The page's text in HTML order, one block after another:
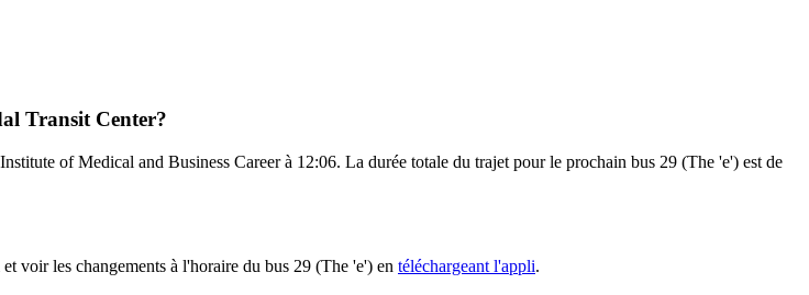
Transit Center?
of Medical and Business Career à 12:06. La durée totale du trajet pour le prochain bus 29 (The 'e') est de
voir les changements à l'horaire du bus 29 (The 'e') en téléchargeant l'appli.